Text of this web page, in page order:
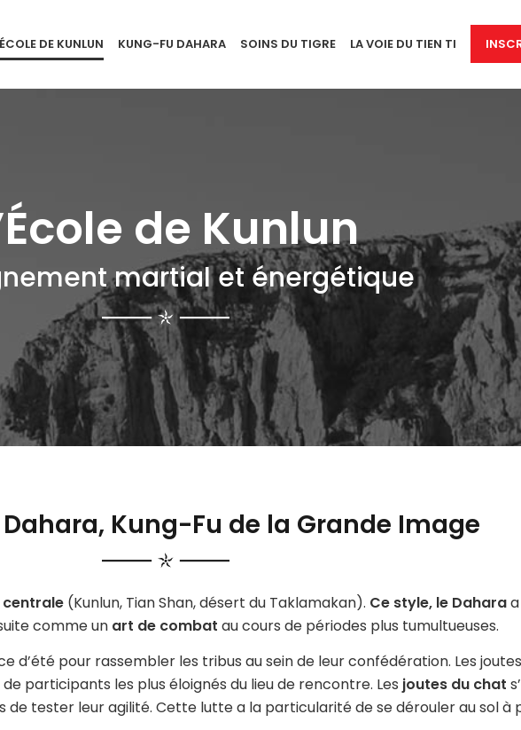
DE KUNLUN KUNG-FU DAHARA SOINS DU TIGRE LA VOIE DU TIEN TI
de Kunlun
martial et énergétique
Kung-Fu de la Grande Image
centrale (Kunlun, Tian Shan, désert du Taklamakan). Ce style, le Dahara
comme un art de combat au cours de périodes plus tumultueuses.
d’été pour rassembler les tribus au sein de leur confédération. Les
participants les plus éloignés du lieu de rencontre. Les joutes du chat
de tester leur agilité. Cette lutte a la particularité de se dérouler au sol à